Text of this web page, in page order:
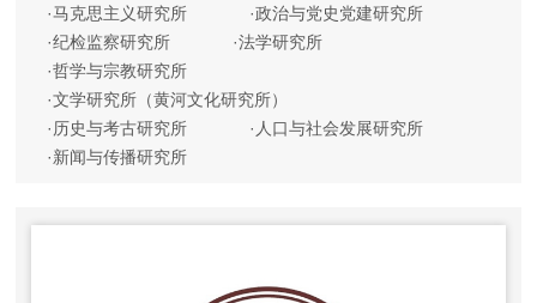
·马克思主义研究所 ·政治与党史党建研究所
·纪检监察研究所 ·法学研究所
·哲学与宗教研究所
·文学研究所（黄河文化研究所）
·历史与考古研究所 · 人口与社会发展研究所
·新闻与传播研究所